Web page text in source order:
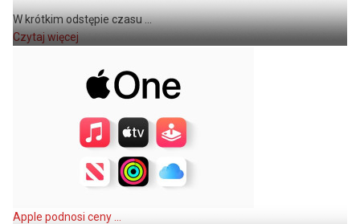
W krótkim odstępie czasu ...
Czytaj więcej
Apple podnosi ceny ...